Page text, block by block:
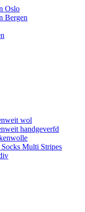
Oslo
Bergen
wol
handgeverfd
Multi Stripes